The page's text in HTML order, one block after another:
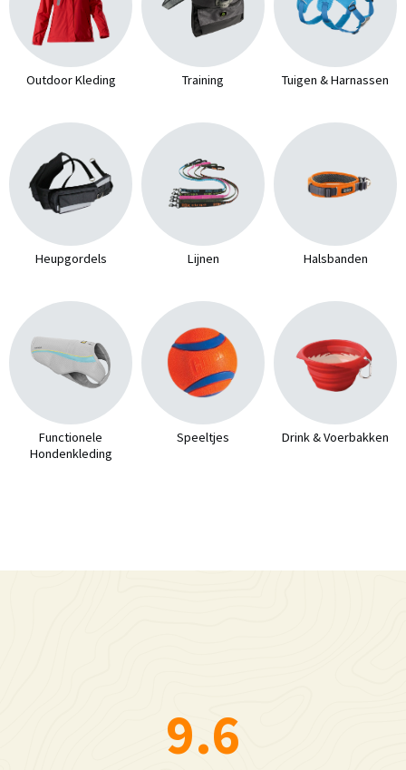
Outdoor Kleding Training Tuigen & Harnassen
Heupgordels Lijnen Halsbanden
Functionele
Hondenkleding
Speeltjes Drink & Voerbakken
9.6